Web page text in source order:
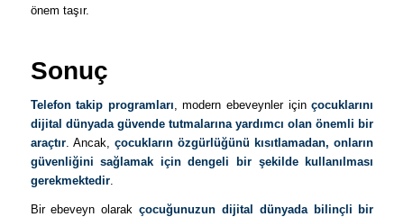
önem taşır.
Sonuç
Telefon takip programları , modern ebeveynler içinçocuklarını
dijital dünyada güvende tutmalarına yardımcı olan önemli bir
araçtır. Ancak, çocukların özgürlüğünü kısıtlamadan, onların
güvenliğini sağlamak için dengeli bir şekilde kullanılması
gerekmektedir.
Bir ebeveyn olarakçocuğunuzun dijital dünyada bilinçli bir